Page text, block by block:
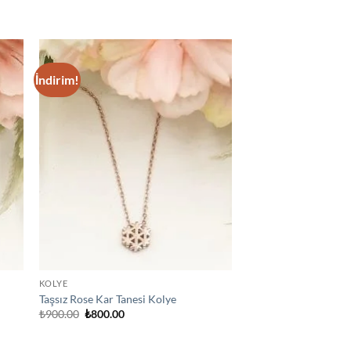
İndirim!
Add to
wishlist
KOLYE
Taşsız Rose Kar Tanesi Kolye
₺900.00 Orijinal
₺800.00Şu